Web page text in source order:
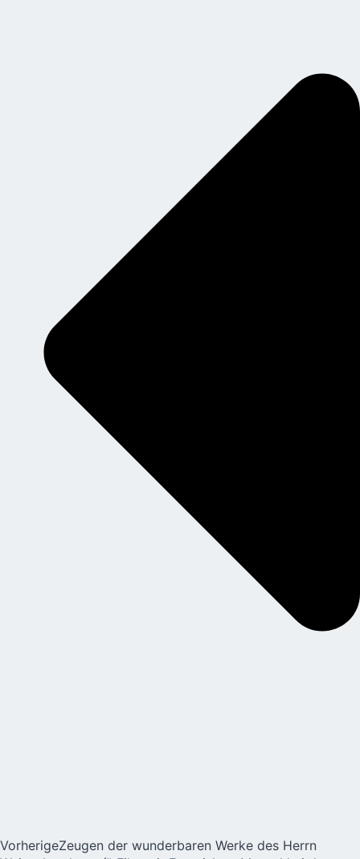
VorherigeZeugen der wunderbaren Werke des Herrn